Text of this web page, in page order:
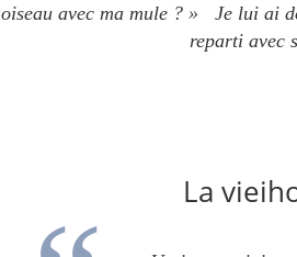
oiseau avec ma mule ? »
Je lui ai
reparti avec
La